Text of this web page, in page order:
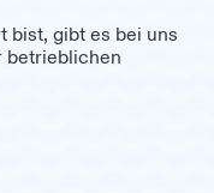
bist, gibt es bei uns
betrieblichen